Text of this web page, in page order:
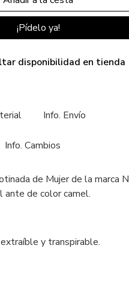
¡Pídelo ya!
disponibilidad en tienda
Info. Envío
Info. Cambios
de Mujer de la marca
ante de color camel.
y transpirable.